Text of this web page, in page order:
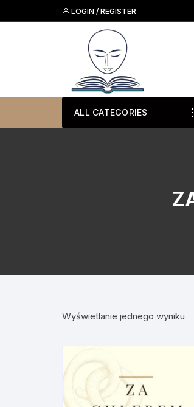
to
LOGIN / REGISTER
ALL CATEGORIES
Wyświetlanie jednego wyniku